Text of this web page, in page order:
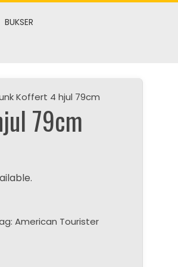
BUKSER
Koffert 4 hjul 79cm
79cm
American Tourister